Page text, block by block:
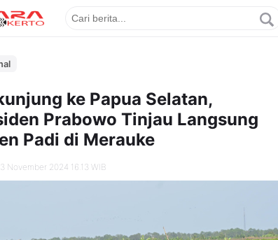
ke Papua Selatan,
Prabowo Tinjau Langsung
Padi di Merauke
November 2024 16.13 WIB